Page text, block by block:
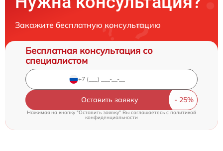
Закажите бесплатную консультацию
Бесплатная консультация со
специалистом
Оставить заявку
Нажимая на кнопку "Оставить заявку" Вы соглашаетесь cполитикой
конфиденциальности